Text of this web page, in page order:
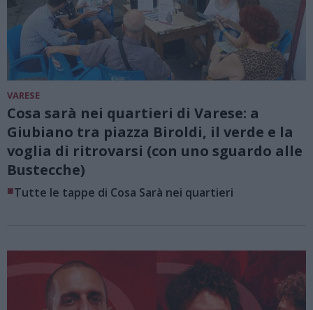
VARESE
Cosa sarà nei quartieri di Varese: a
Giubiano tra piazza Biroldi, il verde e la
voglia di ritrovarsi (con uno sguardo alle
Bustecche)
■Tutte le tappe di Cosa Sarà nei quartieri